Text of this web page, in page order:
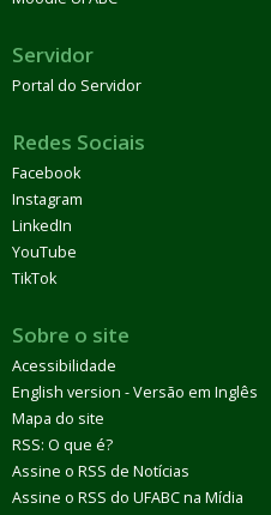
Servidor
Portal do Servidor
Redes Sociais
Facebook
Instagram
LinkedIn
YouTube
TikTok
Sobre o site
Acessibilidade
English version - Versão em Inglês
Mapa do site
RSS: O que é?
Assine o RSS de Notícias
Assine o RSS do UFABC na Mídia